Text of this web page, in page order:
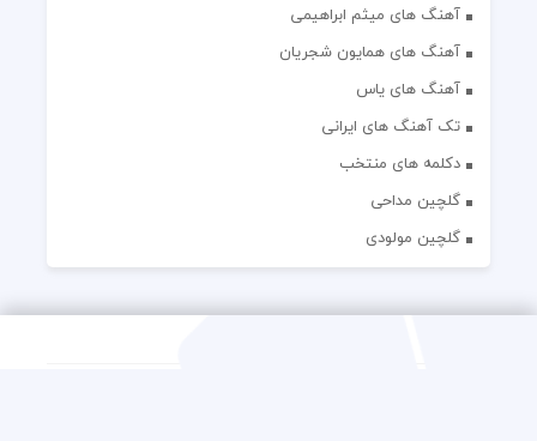
آهنگ های میثم ابراهیمی
آهنگ های همایون شجریان
آهنگ های یاس
تک آهنگ های ایرانی
دکلمه های منتخب
گلچین مداحی
گلچین مولودی